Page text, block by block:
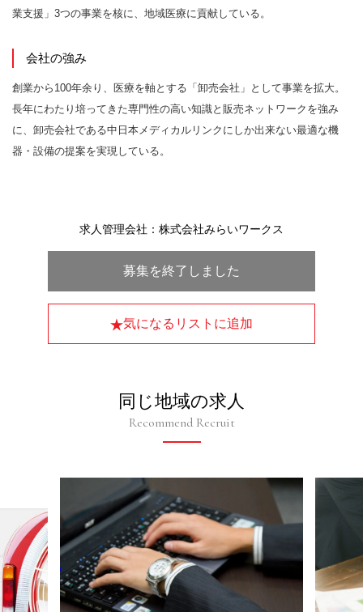
業支援」3つの事業を核に、地域医療に貢献している。
会社の強み
創業から100年余り、医療を軸とする「卸売会社」として事業を拡大。
長年にわたり培ってきた専門性の高い知識と販売ネットワークを強み
に、卸売会社である中日本メディカルリンクにしか出来ない最適な機
器・設備の提案を実現している。
募集を終了しました
気になるリストに追加
求人管理会社：株式会社みらいワークス
同じ地域の求人
Recommend Recruit